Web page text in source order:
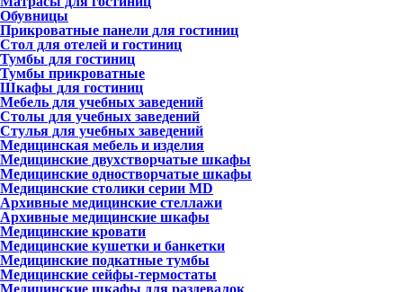
Обувницы
Прикроватные панели для гостиниц
Стол для отелей и гостиниц
Тумбы для гостиниц
Тумбы прикроватные
Шкафы для гостиниц
Мебель для учебных заведений
Столы для учебных заведений
Стулья для учебных заведений
Медицинская мебель и изделия
Медицинские двухстворчатые шкафы
Медицинские одностворчатые шкафы
Медицинские столики серии MD
Архивные медицинские стеллажи
Архивные медицинские шкафы
Медицинские кровати
Медицинские кушетки и банкетки
Медицинские подкатные тумбы
Медицинские сейфы-термостаты
Медицинские шкафы для раздевалок